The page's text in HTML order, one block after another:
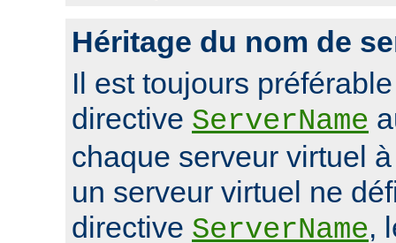
Héritage du nom de
Il est toujours
directive ServerName
chaque serveur virtuel
un serveur virtuel ne
directive ServerName,